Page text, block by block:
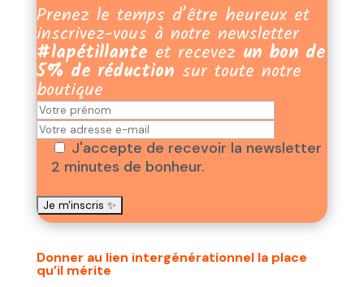
Prenez le temps d’être heureux et
inscrivez-vous à notre newsletter
#lapétillante et recevez un bon de
5% de réduction sur toute notre
boutique
J'accepte de recevoir la newsletter
2 minutes de bonheur.
Donner au lien intergénérationnel la place
qu’il mérite